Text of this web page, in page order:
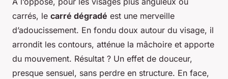
carrés, le carré dégradé est une merveille
d’adoucissement. En fondu doux autour du visage, il
arrondit les contours, atténue la mâchoire et apporte
du mouvement. Résultat ? Un effet de douceur,
presque sensuel, sans perdre en structure. En face,